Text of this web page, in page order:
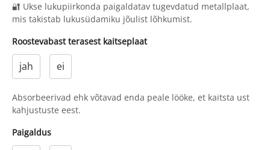
🔐 Ukse lukupiirkonda paigaldatav tugevdatud metallplaat,
mis takistab lukusüdamiku jõulist lõhkumist.
Roostevabast terasest kaitseplaat
jah ei
Absorbeerivad ehk võtavad enda peale lööke, et kaitsta ust
kahjustuste eest.
Paigaldus